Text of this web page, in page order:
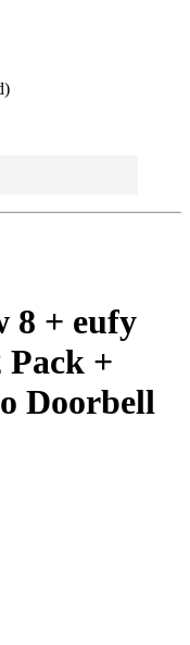
8 + eufy
Pack +
Doorbell